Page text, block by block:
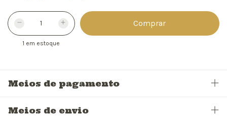
1 em estoque
Meios de pagamento
Meios de envio